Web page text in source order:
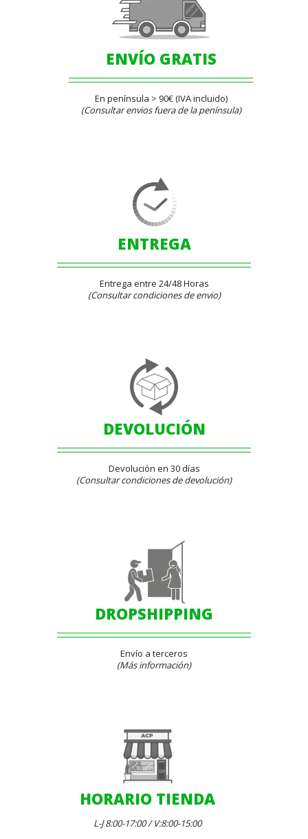
ENVÍO GRATIS
En península > 90€ (IVA incluido)
(Consultar envios fuera de la península)
ENTREGA
Entrega entre 24/48 Horas
(Consultar condiciones de envio)
DEVOLUCIÓN
Devolución en 30 días
(Consultar condiciones de devolución)
DROPSHIPPING
Envío a terceros
(Más información)
HORARIO TIENDA
L-J 8:00-17:00 / V:8:00-15:00